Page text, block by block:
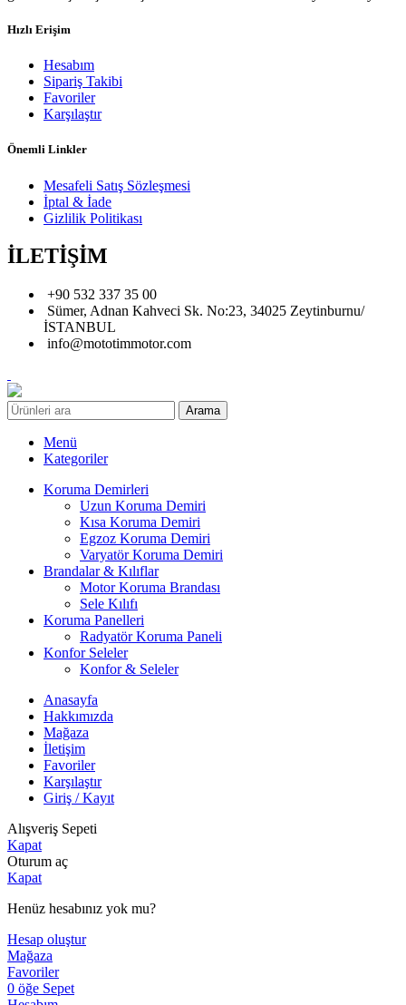
Hızlı Erişim
Hesabım
Sipariş Takibi
Favoriler
Karşılaştır
Önemli Linkler
Mesafeli Satış Sözleşmesi
İptal & İade
Gizlilik Politikası
İLETİŞİM
+90 532 337 35 00
Sümer, Adnan Kahveci Sk. No:23, 34025 Zeytinburnu/
İSTANBUL
info@mototimmotor.com
Arama
Menü
Kategoriler
Koruma Demirleri
Uzun Koruma Demiri
Kısa Koruma Demiri
Egzoz Koruma Demiri
Varyatör Koruma Demiri
Brandalar & Kılıflar
Motor Koruma Brandası
Sele Kılıfı
Koruma Panelleri
Radyatör Koruma Paneli
Konfor Seleler
Konfor & Seleler
Anasayfa
Hakkımızda
Mağaza
İletişim
Favoriler
Karşılaştır
Giriş / Kayıt
Alışveriş Sepeti
Kapat
Oturum aç
Kapat
Henüz hesabınız yok mu?
Hesap oluştur
Mağaza
Favoriler
0 öğe Sepet